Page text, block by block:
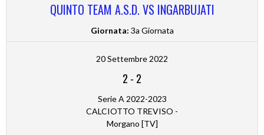
QUINTO TEAM A.S.D. VS INGARBUJATI
Giornata: 3a Giornata
20 Settembre 2022
2 - 2
Serie A 2022-2023
CALCIOTTO TREVISO -
Morgano [TV]